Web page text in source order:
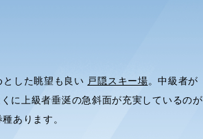
した眺望も良い 戸隠スキー場。中級者が
に上級者垂涎の急斜面が充実しているのが
あります。